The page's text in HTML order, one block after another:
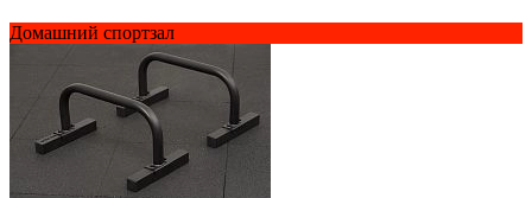
Домашний спортзал